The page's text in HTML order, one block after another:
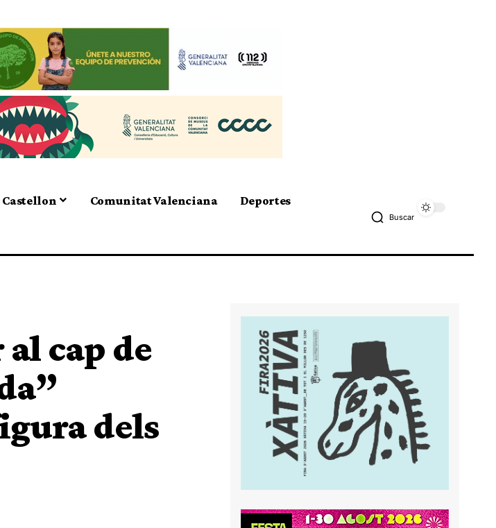
Castellon Comunitat Valenciana Deportes
Buscar
cap de
dels